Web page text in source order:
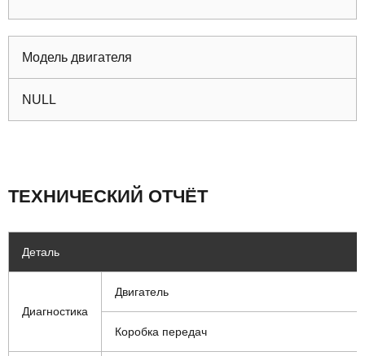
Модель двигателя
NULL
ТЕХНИЧЕСКИЙ ОТЧЁТ
Деталь
Диагностика
Двигатель
Коробка передач